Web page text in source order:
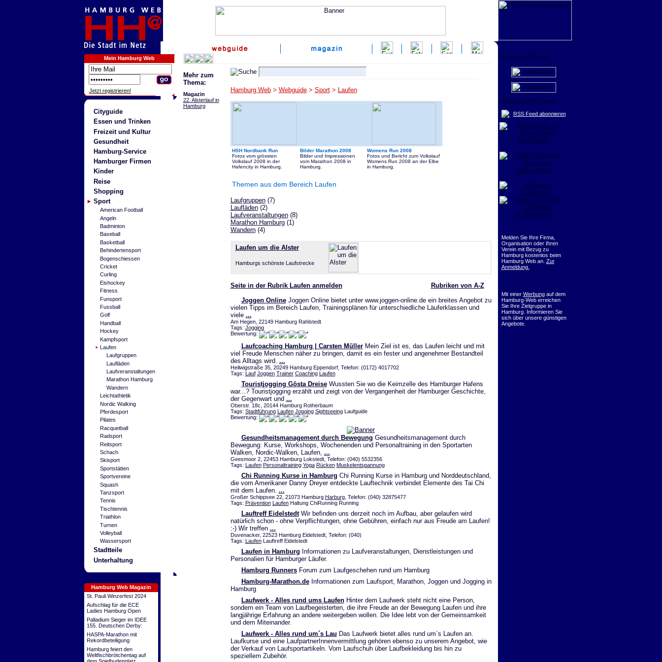
Mein Hamburg Web
Jetzt registrieren!
Cityguide
Essen und Trinken
Freizeit und Kultur
Gesundheit
Hamburg-Service
Hamburger Firmen
Kinder
Reise
Shopping
Sport
American Football
Angeln
Badminton
Baseball
Basketball
Behindertensport
Bogenschiessen
Cricket
Curling
Eishockey
Fitness
Funsport
Fussball
Golf
Handball
Hockey
Kampfsport
Laufen
Laufgruppen
Laufläden
Laufveranstaltungen
Marathon Hamburg
Wandern
Leichtathletik
Nordic Walking
Pferdesport
Pilates
Racquetball
Radsport
Reitsport
Schach
Skisport
Sportstätten
Sportvereine
Squash
Tanzsport
Tennis
Tischtennis
Triathlon
Turnen
Volleyball
Wassersport
Stadtteile
Unterhaltung
Hamburg Web Magazin
St. Pauli Winzerfest 2024
Aufschlag für die ECE
Ladies Hamburg Open
Palladium Sieger im IDEE
155. Deutschen Derby:
HASPA-Marathon mit
Rekordbeteiligung
Hamburg feiert den
Weltfischbrötchentag auf
Mehr zum
Thema:
Magazin
22. Alsterlauf in
Hamburg
Hamburg Web> Webguide> Sport> Laufen
HSH Nordbank Run
Fotos vom grössten
Volkslauf 2008 in der
Hafencity in Hamburg.
Bilder Marathon 2008
Bilder und Impressionen
vom Marathon 2008 in
Hamburg.
Womens Run 2008
Fotos und Bericht zum Volkslauf
Womens Run 2008 an der Elbe
in Hamburg.
Themen aus dem Bereich Laufen
Laufgruppen(7)
Laufläden(2)
Laufveranstaltungen(8)
Marathon Hamburg(1)
Wandern(4)
Laufen um die Alster
Hamburgs schönste Laufstrecke
Rubriken von A-Z
Seite in der Rubrik Laufen anmelden
Joggen OnlineJoggen Online bietet unter www.joggen-online.de ein breites Angebot zu
vielen Tipps im Bereich Laufen, Trainingsplänen für unterschiedliche Läuferklassen und
viele ...
Am Hegen, 22149 Hamburg Rahlstedt
Tags: Jogging
Bewertung:
Laufcoaching Hamburg | Carsten MüllerMein Ziel ist es, das Laufen leicht und mit
viel Freude Menschen näher zu bringen, damit es ein fester und angenehmer Bestandteil
des Alltags wird. ...
Heilwigstraße 35, 20249 Hamburg Eppendorf, Telefon: (0172) 4017702
Tags: Lauf Joggen Trainer Coaching Laufen
Touristjogging Gösta DreiseWussten Sie wo die Keimzelle des Hamburger Hafens
war...? Touristjogging erzählt und zeigt von der Vergangenheit der Hamburger Geschichte,
der Gegenwart und ...
Oberstr. 18c, 20144 Hamburg Rotherbaum
Tags: Stadtführung Laufen Jogging SightseeingLaufguide
Bewertung:
Gesundheitsmanagement durch Bewegung Gesundheitsmanagement durch
Bewegung: Kurse, Workshops, Wochenenden und Personaltraining in den Sportarten
Walken, Nordic-Walken, Laufen, ...
Geesmoor 2, 22453 Hamburg Lokstedt, Telefon: (040) 5532356
Tags: Laufen Personaltraining Yoga Rücken Muskelentspannung
Chi Running Kurse in Hamburg Chi Running Kurse in Hamburg und Norddeutschland,
die vom Amerikaner Danny Dreyer entdeckte Lauftechnik verbindet Elemente des Tai Chi
mit dem Laufen. ...
Großer Schippsee 22, 21073 Hamburg Harburg, Telefon: (040) 32875477
Tags: Prävention LaufenHaltung ChiRunning Running
Lauftreff EidelstedtWir befinden uns derzeit noch im Aufbau, aber gelaufen wird
natürlich schon - ohne Verpflichtungen, ohne Gebühren, einfach nur aus Freude am Laufen!
:-) Wir treffen ...
Duvenacker, 22523 Hamburg Eidelstedt, Telefon: (040)
Tags: LaufenLauftreff Eidelstedt
Laufen in Hamburg Informationen zu Laufveranstaltungen, Dienstleistungen und
Personalien für Hamburger Läufer.
Hamburg RunnersForum zum Laufgeschehen rund um Hamburg
Hamburg-Marathon.deInformationen zum Laufsport, Marathon, Joggen und Jogging in
Hamburg
Laufwerk - Alles rund ums LaufenHinter dem Laufwerk steht nicht eine Person,
sondern ein Team von Laufbegeisterten, die ihre Freude an der Bewegung Laufen und ihre
langjährige Erfahrung an andere weitergeben wollen. Die Idee lebt von der Gemeinsamkeit
und dem Miteinander.
Laufwerk - Alles rund um´s Lau Das Laufwerk bietet alles rund um´s Laufen an.
Laufkurse und eine LaufpartnerInnenvermittlung gehören ebenso zu unserem Angebot, wie
der Verkauf von Laufsportartikeln. Vom Laufschuh über Laufbekleidung bis hin zu
speziellem Zubehör.
RSS Feed abonnieren
Melden Sie Ihre Firma,
Organisation oder Ihren
Verein mit Bezug zu
Hamburg kostenlos beim
Hamburg Web an. Zur
Anmeldung.
Mit einer Werbungauf dem
Hamburg-Web erreichen
Sie Ihre Zielgruppe in
Hamburg. Informieren Sie
sich über unsere günstigen
Angebote.